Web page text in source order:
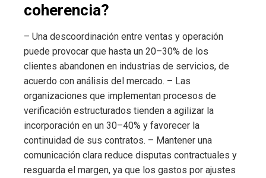
coherencia?
– Una descoordinación entre ventas y operación
puede provocar que hasta un 20–30% de los
clientes abandonen en industrias de servicios, de
acuerdo con análisis del mercado. – Las
organizaciones que implementan procesos de
verificación estructurados tienden a agilizar la
incorporación en un 30–40% y favorecer la
continuidad de sus contratos. – Mantener una
comunicación clara reduce disputas contractuales y
resguarda el margen, ya que los gastos por ajustes